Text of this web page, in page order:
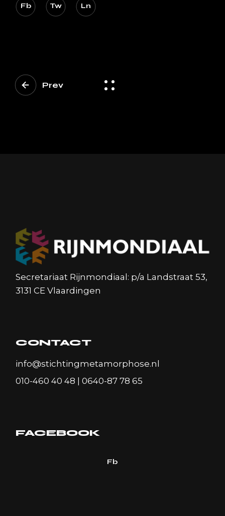
Fb Tw Ln
Prev
Secretariaat Rijnmondiaal: p/a Landstraat 53,
3131 CE Vlaardingen
CONTACT
info@stichtingmetamorphose.nl
010-460 40 48 |0640-87 78 65
FACEBOOK
Fb